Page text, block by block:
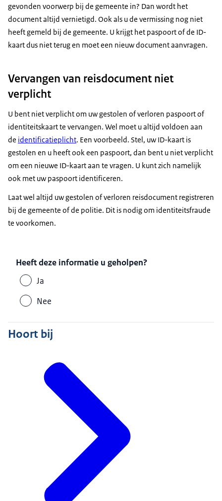
gevonden voorwerp bij de gemeente in? Dan wordt het
document altijd vernietigd. Ook als u de vermissing nog niet
heeft gemeld bij de gemeente. U krijgt het paspoort of de ID-
kaart dus niet terug en moet een nieuw document aanvragen.
Vervangen van reisdocument niet
verplicht
U bent niet verplicht om uw gestolen of verloren paspoort of
identiteitskaart te vervangen. Wel moet u altijd voldoen aan
de identificatieplicht. Een voorbeeld. Stel, uw ID-kaart is
gestolen en u heeft ook een paspoort, dan bent u niet verplicht
om een nieuwe ID-kaart aan te vragen. U kunt zich namelijk
ook met uw paspoort identificeren.
Laat wel altijd uw gestolen of verloren reisdocument registreren
bij de gemeente of de politie. Dit is nodig om identiteitsfraude
te voorkomen.
Heeft deze informatie u geholpen?
Ja
Nee
Hoort bij